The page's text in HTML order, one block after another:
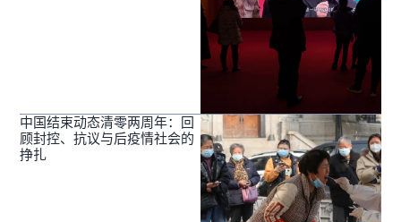
中国结束动态清零两周年：回
顾封控、抗议与后疫情社会的
挣扎